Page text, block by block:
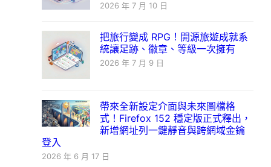
2026 年 7 月 10 日
把旅行變成 RPG！開源旅遊成就系
統讓足跡、徽章、等級一次擁有
2026 年 7 月 9 日
帶來全新設定介面與未來圖檔格
式！Firefox 152 穩定版正式釋出，
新增網址列一鍵靜音與跨網域金鑰
登入
2026 年 6 月 17 日